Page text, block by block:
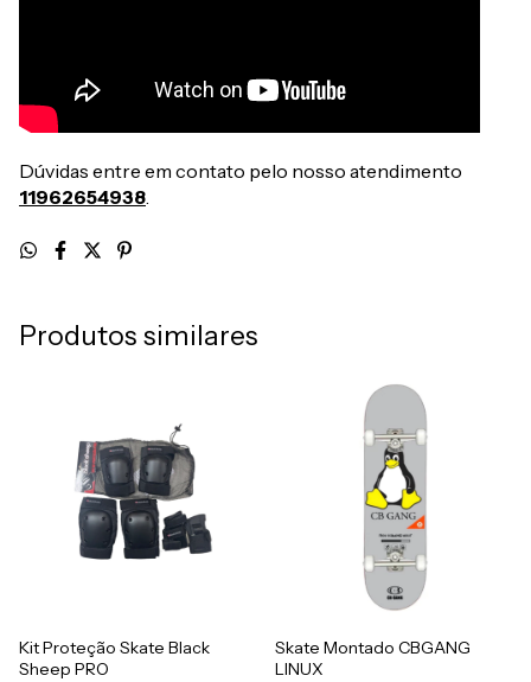
Dúvidas entre em contato pelo nosso atendimento
11962654938.
Produtos similares
Kit Proteção Skate Black
Sheep PRO
Skate Montado CBGANG
LINUX